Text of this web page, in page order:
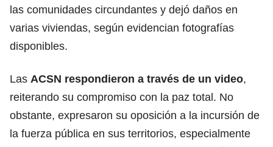
las comunidades circundantes y dejó daños en
varias viviendas, según evidencian fotografías
disponibles.
Las ACSN respondieron a través de un video,
reiterando su compromiso con la paz total. No
obstante, expresaron su oposición a la incursión de
la fuerza pública en sus territorios, especialmente